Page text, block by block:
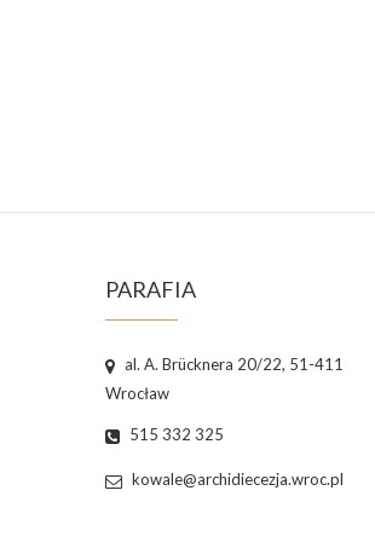
PARAFIA
al. A. Brücknera 20/22, 51-411
Wrocław
515 332 325
kowale@archidiecezja.wroc.pl